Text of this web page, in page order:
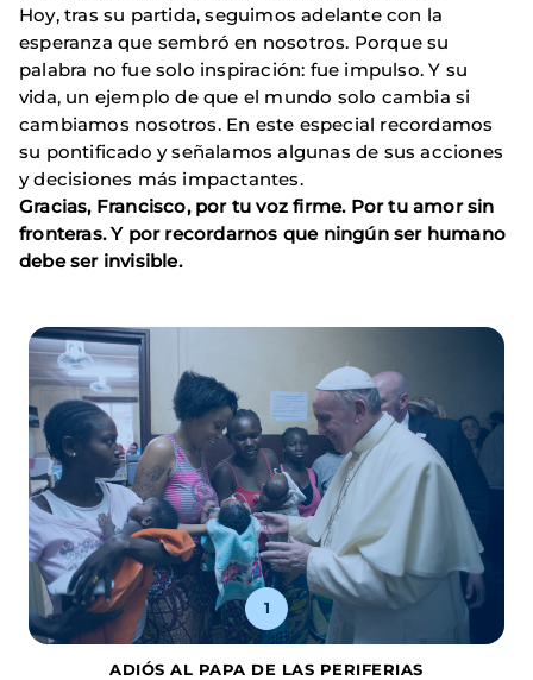
Hoy, tras su partida, seguimos adelante con la
esperanza que sembró en nosotros. Porque su
palabra no fue solo inspiración: fue impulso. Y su
vida, un ejemplo de que el mundo solo cambia si
cambiamos nosotros. En este especial recordamos
su pontificado y señalamos algunas de sus acciones
y decisiones más impactantes.
Gracias, Francisco, por tu voz firme. Por tu amor sin
fronteras. Y por recordarnos que ningún ser humano
debe ser invisible.
1
ADIÓS AL PAPA DE LAS PERIFERIAS